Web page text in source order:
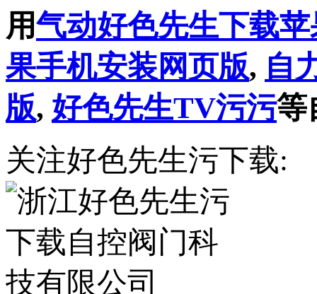
用气动好色先生下载
果手机安装网页版, 自
版, 好色先生TV污污等
关注好色先生污下载: